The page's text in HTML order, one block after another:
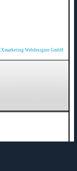
Webdesigner GmbH